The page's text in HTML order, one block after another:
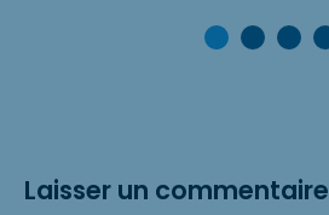
Laisser un commentaire